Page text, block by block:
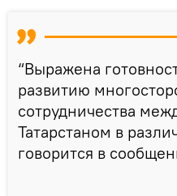
“Выражена
развитию
сотрудничества
Татарстаном в
говорится в